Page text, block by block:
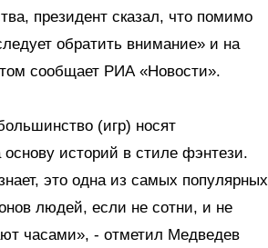
президент сказал, что помимо
обратить внимание» и на
сообщает РИА «Новости».
(игр) носят
историй в стиле фэнтези.
это одна из самых популярных
людей, если не сотни, и не
часами», - отметил Медведев